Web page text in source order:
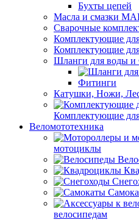
Бухты цепей
Масла и смазки
Сварочные
Комплектующие
Комплектующие
Шланги для воды
Фитинги
Катушки, Ножи,
Комплектующие
Веломототехника
мотоциклы
велосипедам